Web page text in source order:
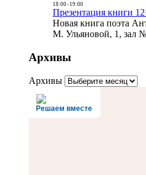
18:00- 19:00
Презентация книги
Новая книга поэта
М. Ульяновой, 1, зал
Архивы
Архивы
Решаем вместе